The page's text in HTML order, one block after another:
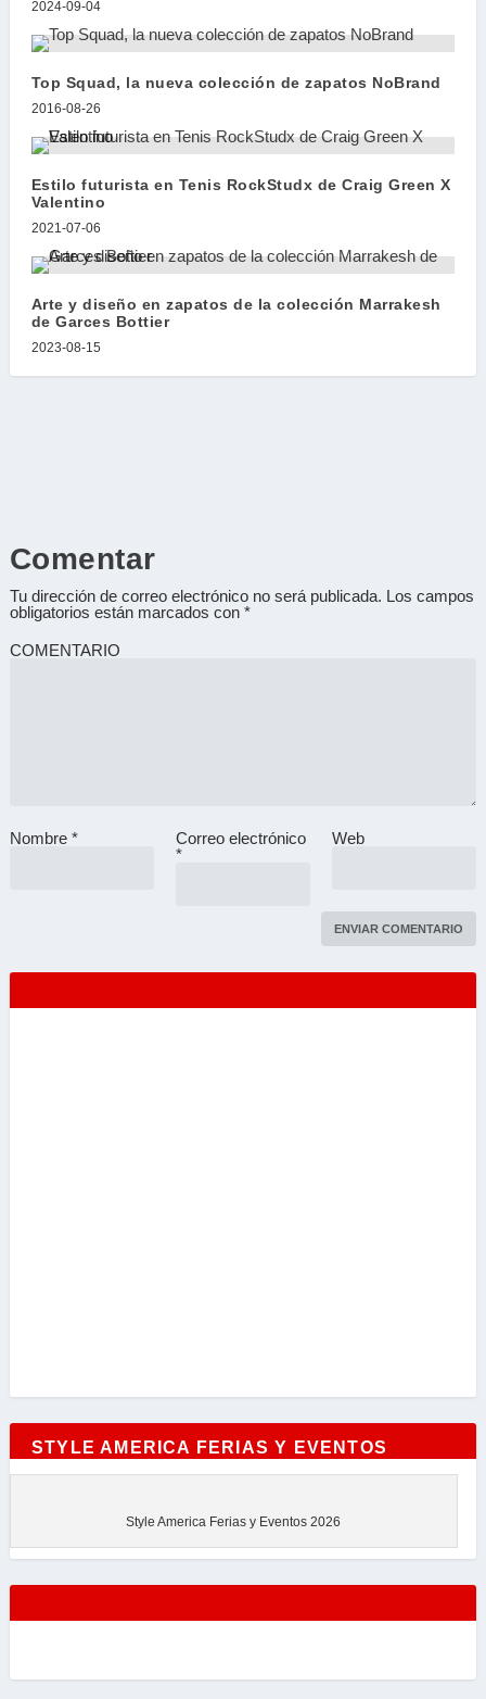
2024-09-04
Top Squad, la nueva colección de zapatos NoBrand
2016-08-26
Estilo futurista en Tenis RockStudx de Craig Green X
Valentino
2021-07-06
Arte y diseño en zapatos de la colección Marrakesh
de Garces Bottier
2023-08-15
Comentar
Tu dirección de correo electrónico no será publicada. Los campos
obligatorios están marcados con *
COMENTARIO
Nombre *
Correo electrónico
*
Web
STYLE AMERICA FERIAS Y EVENTOS
Style America Ferias y Eventos 2026